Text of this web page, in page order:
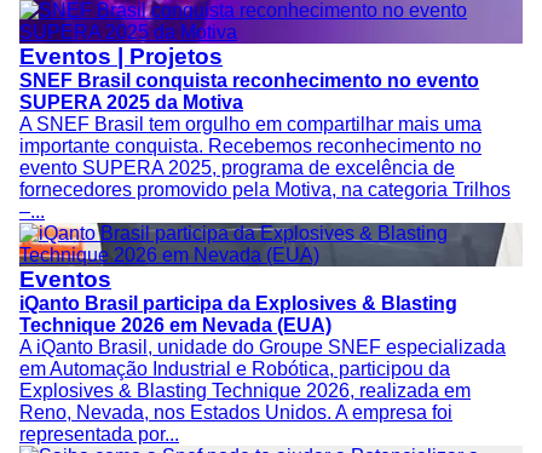
Eventos | Projetos
SNEF Brasil conquista reconhecimento no evento
SUPERA 2025 da Motiva
A SNEF Brasil tem orgulho em compartilhar mais uma
importante conquista. Recebemos reconhecimento no
evento SUPERA 2025, programa de excelência de
fornecedores promovido pela Motiva, na categoria Trilhos
–...
Eventos
iQanto Brasil participa da Explosives & Blasting
Technique 2026 em Nevada (EUA)
A iQanto Brasil, unidade do Groupe SNEF especializada
em Automação Industrial e Robótica, participou da
Explosives & Blasting Technique 2026, realizada em
Reno, Nevada, nos Estados Unidos. A empresa foi
representada por...